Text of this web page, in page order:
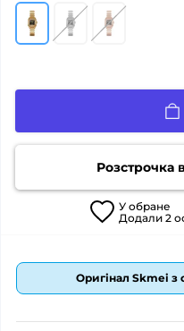
Розстрочка
У обране
Додали 2
Оригінал Skmei з